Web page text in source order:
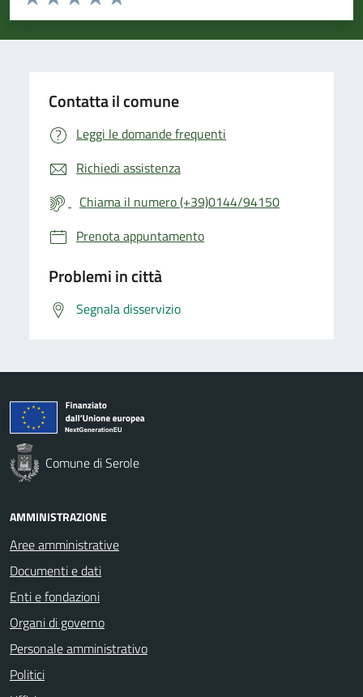
Valuta 5 stelle su 5
Valuta 4 stelle su 5
Valuta 3 stelle su 5
Valuta 2 stelle su 5
Valuta 1 stelle su 5
Contatta il comune
Leggi le domande frequenti
Richiedi assistenza
Chiama il numero (+39)0144/94150
Prenota appuntamento
Problemi in città
Segnala disservizio
Comune di Serole
AMMINISTRAZIONE
Aree amministrative
Documenti e dati
Enti e fondazioni
Organi di governo
Personale amministrativo
Politici